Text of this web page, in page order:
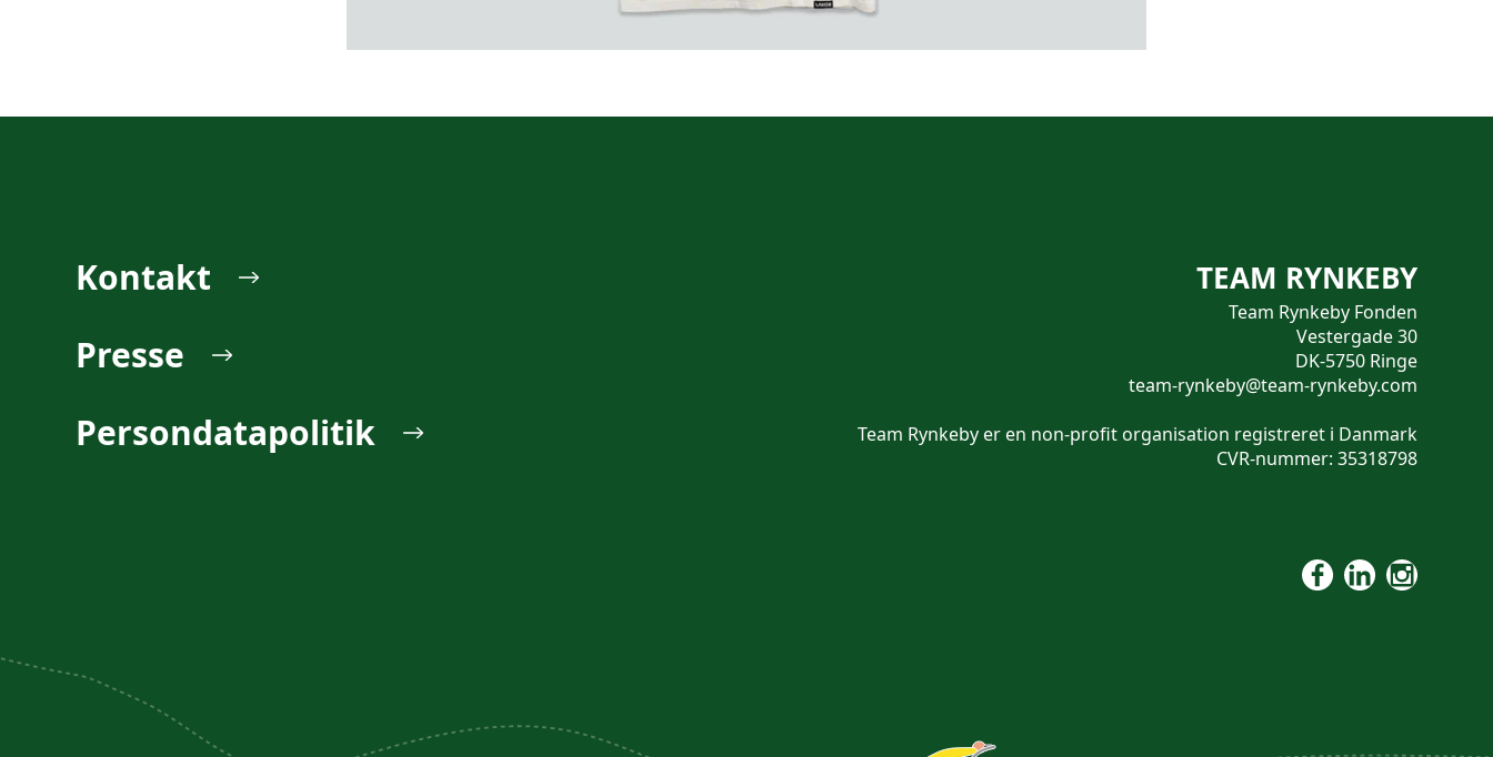
Kontakt
Presse
Persondatapolitik
TEAM RYNKEBY
Team Rynkeby Fonden
Vestergade 30
DK-5750 Ringe
team-rynkeby@team-rynkeby.com
Team Rynkeby er en non-profit organisation registreret i Danmark
CVR-nummer: 35318798